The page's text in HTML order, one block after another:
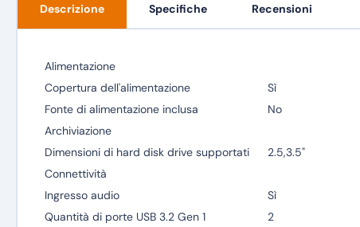
Descrizione Specifiche Recensioni
Alimentazione
Copertura dell'alimentazione
Sì
Fonte di alimentazione inclusa
No
Archiviazione
Dimensioni di hard disk drive supportati
2.5,3.5"
Connettività
Ingresso audio
Sì
Quantità di porte USB 3.2 Gen 1
2